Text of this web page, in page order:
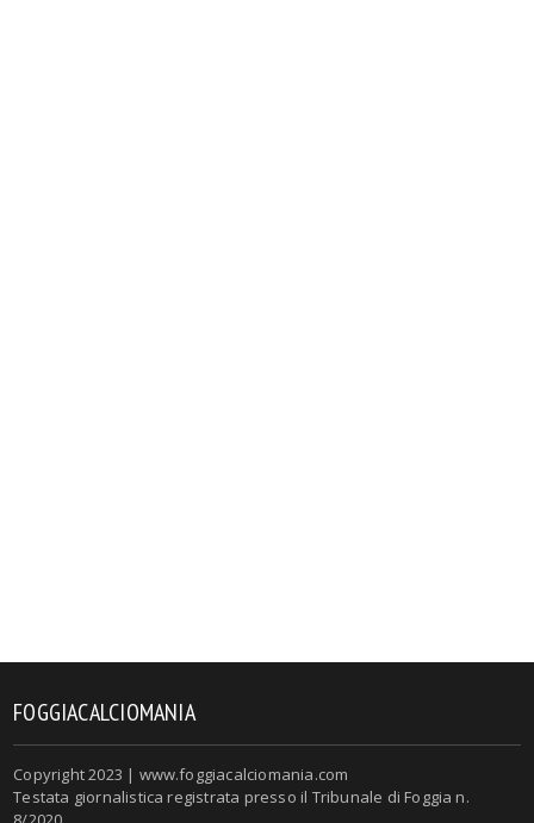
FOGGIACALCIOMANIA
Copyright 2023 | www.foggiacalciomania.com
Testata giornalistica registrata presso il Tribunale di Foggia n.